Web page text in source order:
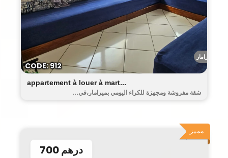
ميرامار
appartement à louer à mart...
شقة مفروشة ومجهزة للكراء اليومي بميرامار،في...
CODE: 912
مميز
700 درهم